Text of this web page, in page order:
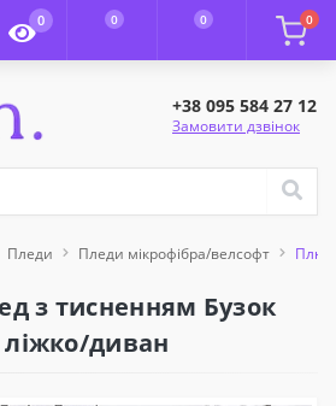
0 0 0 0
+38 095 584 27 12
Замовити дзвінок
Пледи Пледи мікрофібра/велсофт
з тисненням Бузок
ліжко/диван